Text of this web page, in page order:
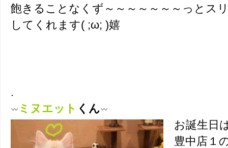
飽きることなくず～～～～～～～っと
してくれます( ;ω; )嬉
.
ミヌエット くん
お誕生日
豊中店１